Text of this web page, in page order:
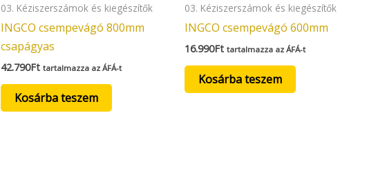
03. Kéziszerszámok és kiegészítők
INGCO csempevágó 800mm
csapágyas
42.790Ft tartalmazza az ÁFÁ-t
Kosárba teszem
03. Kéziszerszámok és kiegészítők
INGCO csempevágó 600mm
16.990Ft tartalmazza az ÁFÁ-t
Kosárba teszem